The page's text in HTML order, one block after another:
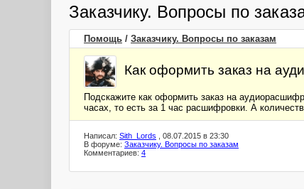
Заказчику. Вопросы по
Помощь / Заказчику. Вопросы по заказам
Как оформить заказ на
Подскажите как оформить заказ на
часах, то есть за 1 час расшифровки. А
Написал: Sith_Lords , 08.07.2015 в 23:30
В форуме: Заказчику. Вопросы по заказам
Комментариев: 4